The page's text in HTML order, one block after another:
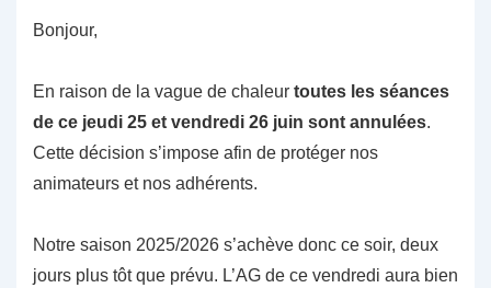
Bonjour,
En raison de la vague de chaleur toutes les séances
de ce jeudi 25 et vendredi 26 juin sont annulées.
Cette décision s’impose afin de protéger nos
animateurs et nos adhérents.
Notre saison 2025/2026 s’achève donc ce soir, deux
jours plus tôt que prévu. L’AG de ce vendredi aura bien